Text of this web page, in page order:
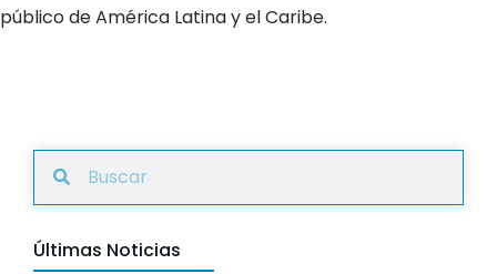
público de América Latina y el Caribe.
Últimas Noticias